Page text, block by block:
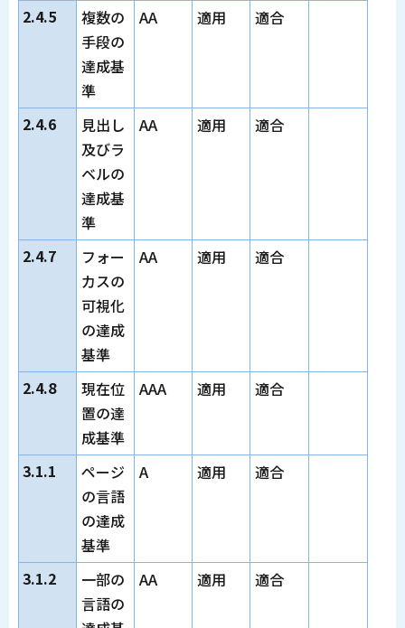
2.4.5
複数の
手段の
達成基
準
AA 適用 適合
2.4.6
見出し
及びラ
ベルの
達成基
準
AA 適用 適合
2.4.7
フォー
カスの
可視化
の達成
基準
AA 適用 適合
2.4.8
現在位
置の達
成基準
AAA 適用 適合
3.1.1
ページ
の言語
の達成
基準
A 適用 適合
3.1.2
一部の
言語の
AA 適用 適合